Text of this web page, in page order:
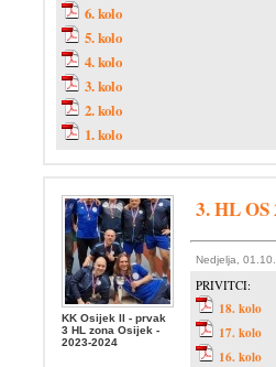
6. kolo
5. kolo
4. kolo
3. kolo
2. kolo
1. kolo
KK Osijek II - prvak
3 HL zona Osijek -
2023-2024
3. HL OS
Nedjelja,
PRIVITCI:
18. kolo
17. kolo
16. kolo